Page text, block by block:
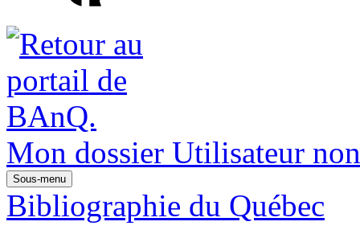
Mon dossier Utilisateur
Sous-menu
Bibliographie du Québec